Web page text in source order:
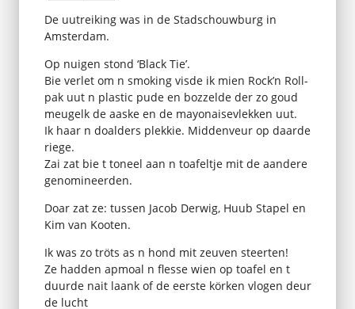
De uutreiking was in de Stadschouwburg in
Amsterdam.
Op nuigen stond ‘Black Tie’.
Bie verlet om n smoking visde ik mien Rock’n Roll-
pak uut n plastic pude en bozzelde der zo goud
meugelk de aaske en de mayonaisevlekken uut.
Ik haar n doalders plekkie. Middenveur op daarde
riege.
Zai zat bie t toneel aan n toafeltje mit de aandere
genomineerden.
Doar zat ze: tussen Jacob Derwig, Huub Stapel en
Kim van Kooten.
Ik was zo tröts as n hond mit zeuven steerten!
Ze hadden apmoal n flesse wien op toafel en t
duurde nait laank of de eerste körken vlogen deur
de lucht